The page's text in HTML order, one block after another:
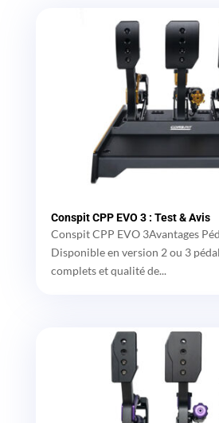
Conspit CPP EVO 3 : Test & Avis
Conspit CPP EVO 3Avantages
Disponible en version 2 ou 3
complets et qualité de...